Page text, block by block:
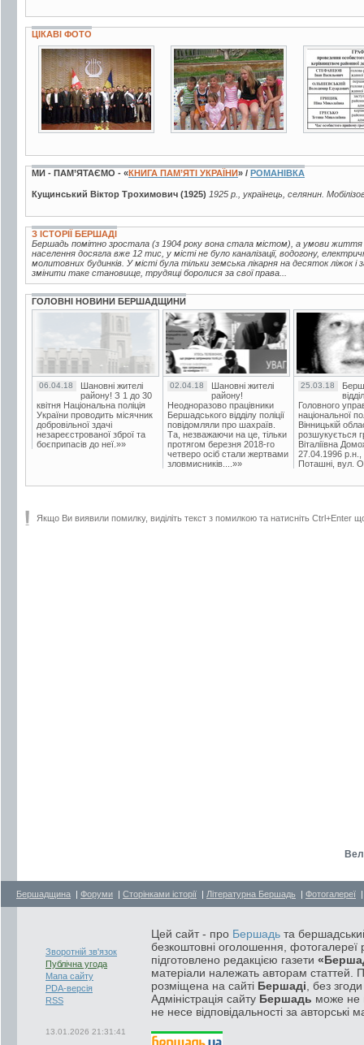
ЦІКАВІ ФОТО
3 фото 8 фото 3 фото
МИ - ПАМ’ЯТАЄМО - «КНИГА ПАМ’ЯТІ УКРАЇНИ» / РОМАНІВКА
Кущинський Віктор Трохимович (1925) 1925 р., українець, селянин.
З ІСТОРІЇ БЕРШАДІ
Бершадь помітно зростала (з 1904 року вона стала містом), а умови
населення досягла вже 12 тис, у місті не було каналізації, водогону,
молитовних будинків. У місті була тільки земська лікарня на десяток ліжок
змінити таке становище, трудящі боролися за свої права...
ГОЛОВНІ НОВИНИ БЕРШАДЩИНИ
06.04.18
Шановні жителі
району! З 1 до 30
квітня Національна поліція
України проводить місячник
добровільної здачі
незареєстрованої зброї та
боєприпасів до неї.»»
02.04.18
Шановні жителі
району!
Неодноразово працівники
Бершадського відділу поліції
повідомляли про шахраїв.
Та, незважаючи на це, тільки
протягом березня 2018-го
четверо осіб стали жертвами
зловмисників....»»
25.03.18
Головного
національної
Вінницькій
розшукується
Віталіївна
27.04.1996 р.н.,
Поташні, вул.
Якщо Ви виявили помилку, виділіть текст з помилкою та натисніть Ctrl+Enter
Бершадщина | Форуми | Сторінками історії | Літературна Бершадь | Фотогалереї
Зворотній зв'язок
Публічна угода
Мапа сайту
PDA-версія
RSS
13.01.2026 21:31:41
Цей сайт - про Бершадь та
безкоштовні оголошення, фотогалереї
підготовлено редакцією газети
матеріали належать авторам статтей.
розміщена на сайті Бершаді , без
Адміністрація сайту Бершадь може не
не несе відповідальності за авторські